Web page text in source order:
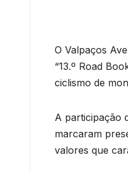
O Valpaços
“13.º Road
ciclismo de
A participação
marcaram
valores que